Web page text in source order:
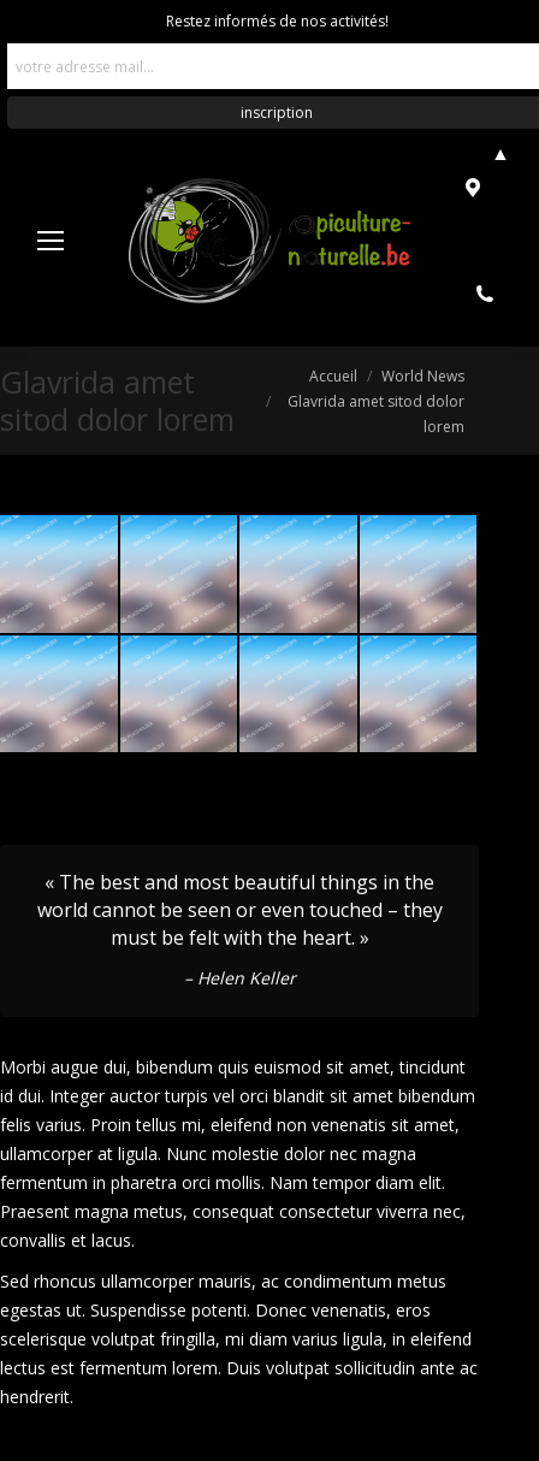
Glavrida amet
sitod dolor lorem
Vous êtes ici :
Accueil
World News
Glavrida amet sitod dolor
lorem
« The best and most beautiful things in the
world cannot be seen or even touched – they
must be felt with the heart. »
– Helen Keller
Morbi augue dui, bibendum quis euismod sit amet, tincidunt
id dui. Integer auctor turpis vel orci blandit sit amet bibendum
felis varius. Proin tellus mi, eleifend non venenatis sit amet,
ullamcorper at ligula. Nunc molestie dolor nec magna
fermentum in pharetra orci mollis. Nam tempor diam elit.
Praesent magna metus, consequat consectetur viverra nec,
convallis et lacus.
Sed rhoncus ullamcorper mauris, ac condimentum metus
egestas ut. Suspendisse potenti. Donec venenatis, eros
scelerisque volutpat fringilla, mi diam varius ligula, in eleifend
lectus est fermentum lorem. Duis volutpat sollicitudin ante ac
hendrerit.
Restez informés de nos activités!
▲